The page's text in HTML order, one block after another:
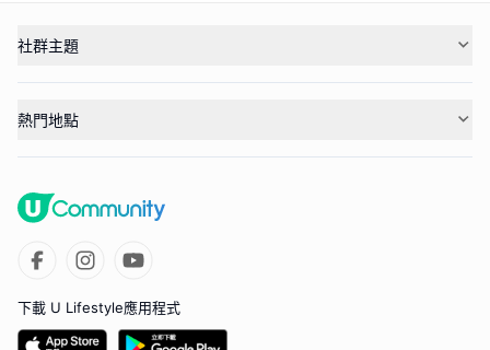
社群主題
熱門地點
下載 U Lifestyle應用程式